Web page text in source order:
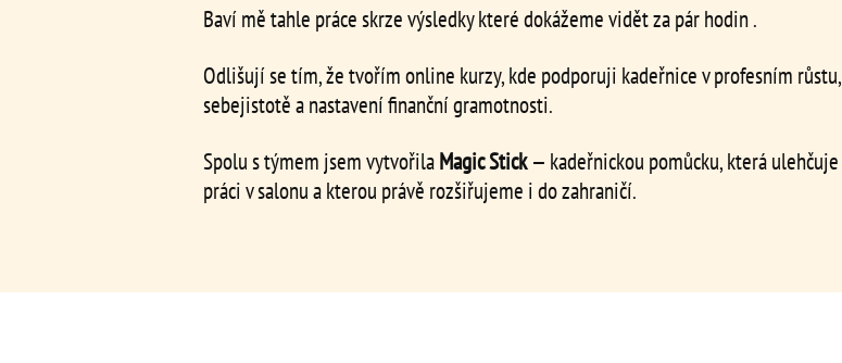
Baví mě tahle práce skrze výsledky které dokážeme vidět za pár hodin .
Odlišují se tím, že tvořím online kurzy, kde podporuji kadeřnice v profesním růstu,
sebejistotě a nastavení finanční gramotnosti.
Spolu s týmem jsem vytvořilaMagic Stick— kadeřnickou pomůcku, která ulehčuje
práci v salonu a kterou právě rozšiřujeme i do zahraničí.